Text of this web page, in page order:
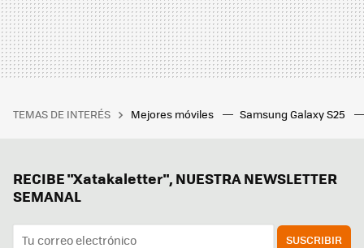
TEMAS DE INTERÉS Mejores móviles Samsung Galaxy S25
RECIBE "Xatakaletter", NUESTRA NEWSLETTER
SEMANAL
SUSCRIBIR